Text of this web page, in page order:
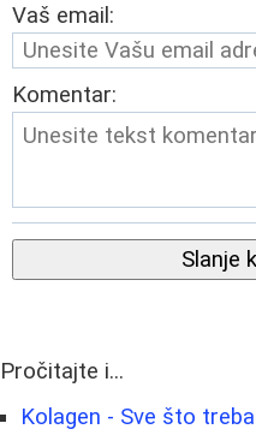
Vaš email:
Komentar:
Slanje
Pročitajte i...
Kolagen - Sve što